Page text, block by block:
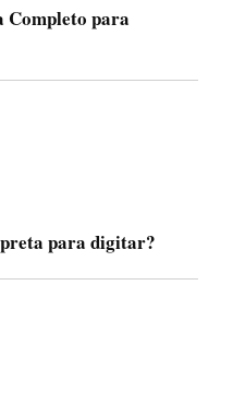
Completo para
para digitar?